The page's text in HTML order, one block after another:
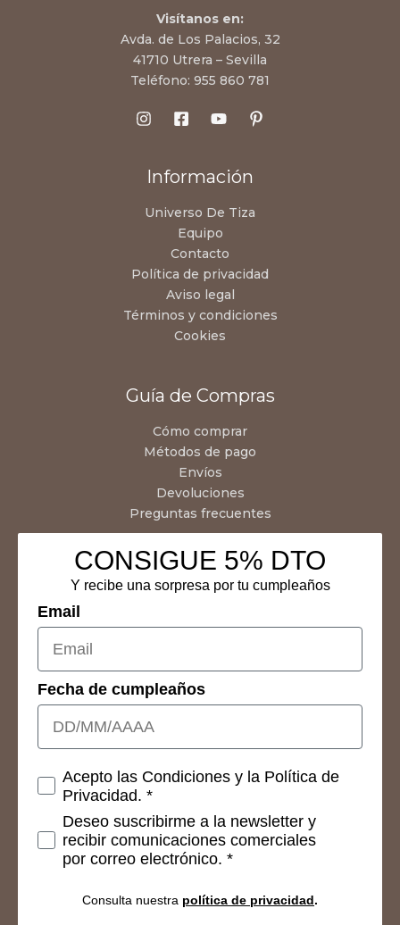
Visítanos en:
Avda. de Los Palacios, 32
41710 Utrera – Sevilla
Teléfono: 955 860 781
Información
Universo De Tiza
Equipo
Contacto
Política de privacidad
Aviso legal
Términos y condiciones
Cookies
Guía de Compras
Cómo comprar
Métodos de pago
Envíos
Devoluciones
Preguntas frecuentes
CONSIGUE 5% DTO
Y recibe una sorpresa por tu cumpleaños
Email
Fecha de cumpleaños
Consetimientos
Acepto las Condiciones y la Política de
Privacidad. *
Deseo suscribirme a la newsletter y
recibir comunicaciones comerciales
por correo electrónico. *
Consulta nuestra política de privacidad.